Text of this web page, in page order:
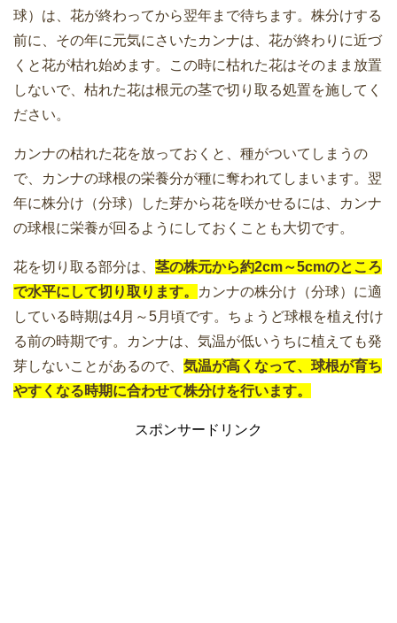
球）は、花が終わってから翌年まで待ちます。株分けする
前に、その年に元気にさいたカンナは、花が終わりに近づ
くと花が枯れ始めます。この時に枯れた花はそのまま放置
しないで、枯れた花は根元の茎で切り取る処置を施してく
ださい。
カンナの枯れた花を放っておくと、種がついてしまうの
で、カンナの球根の栄養分が種に奪われてしまいます。翌
年に株分け（分球）した芽から花を咲かせるには、カンナ
の球根に栄養が回るようにしておくことも大切です。
花を切り取る部分は、 茎の株元から約2cm～5cmのところ
で水平にして切り取ります。
カンナの株分け（分球）に適
している時期は4月～5月頃です。ちょうど球根を植え付け
る前の時期です。カンナは、気温が低いうちに植えても発
芽しないことがあるので、 気温が高くなって、球根が育ち
やすくなる時期に合わせて株分けを行います。
スポンサードリンク